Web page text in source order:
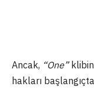
Ancak, “One”
hakları